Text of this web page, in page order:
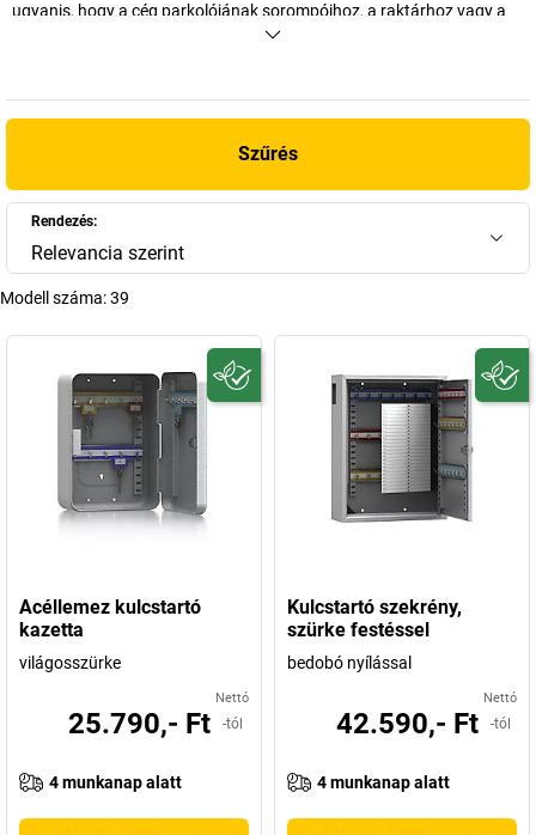
ugyanis, hogy a cég parkolójának sorompóihoz, a raktárhoz vagy a
fontos dokumentumokat rejtő szekrényhez keresi a kulcsot – a
Szűrés
Rendezés:
Relevancia szerint
Modell száma:39
Acéllemez kulcstartó
kazetta
világosszürke
Nettó
25.790,- Ft -tól
4 munkanap alatt
Kulcstartó szekrény,
szürke festéssel
bedobó nyílással
Nettó
42.590,- Ft -tól
4 munkanap alatt